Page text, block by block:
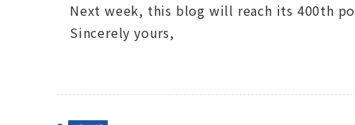
Next week, this blog will reach its 400th
Sincerely yours,